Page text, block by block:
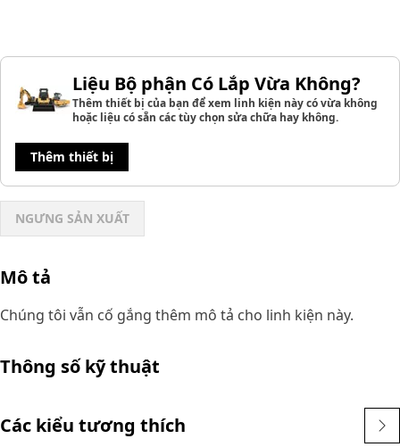
Liệu Bộ phận Có Lắp Vừa Không?
Thêm thiết bị của bạn để xem linh kiện này có vừa không
hoặc liệu có sẵn các tùy chọn sửa chữa hay không.
Thêm thiết bị
NGƯNG SẢN XUẤT
Mô tả
Chúng tôi vẫn cố gắng thêm mô tả cho linh kiện này.
Thông số kỹ thuật
Các kiểu tương thích